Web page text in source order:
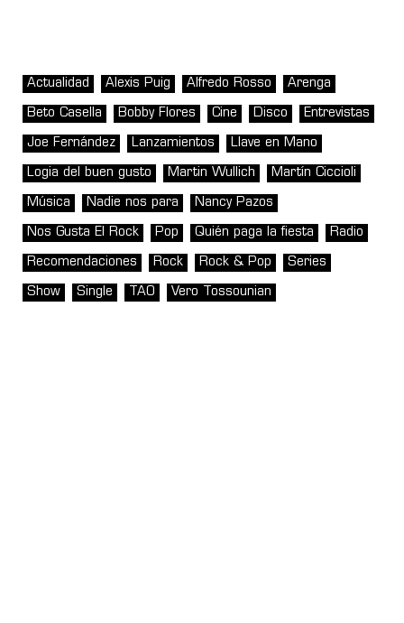
Actualidad Alexis Puig Alfredo Rosso Arenga
Beto Casella Bobby Flores Cine Disco Entrevistas
Joe Fernández Lanzamientos Llave en Mano
Logia del buen gusto Martin Wullich Martín Ciccioli
Música Nadie nos para Nancy Pazos
Nos Gusta El Rock Pop Quién paga la fiesta Radio
Recomendaciones Rock Rock & Pop Series
Show Single TAO Vero Tossounian